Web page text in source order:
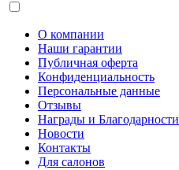
О компании
Наши гарантии
Публичная оферта
Конфиденциальность
Персональные данные
Отзывы
Награды и Благодарности
Новости
Контакты
Для салонов